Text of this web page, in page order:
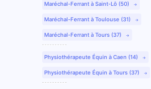
Maréchal-Ferrant à Saint-Lô (50)
Maréchal-Ferrant à Toulouse (31)
Maréchal-Ferrant à Tours (37)
Physiothérapeute Équin à Caen (14)
Physiothérapeute Équin à Tours (37)